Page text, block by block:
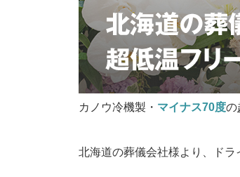
カノウ冷機製・ マイナス70度の
北海道の葬儀会社様より、ド